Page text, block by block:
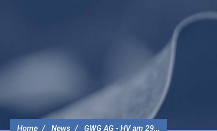
Home News GWG AG - HV am 29...